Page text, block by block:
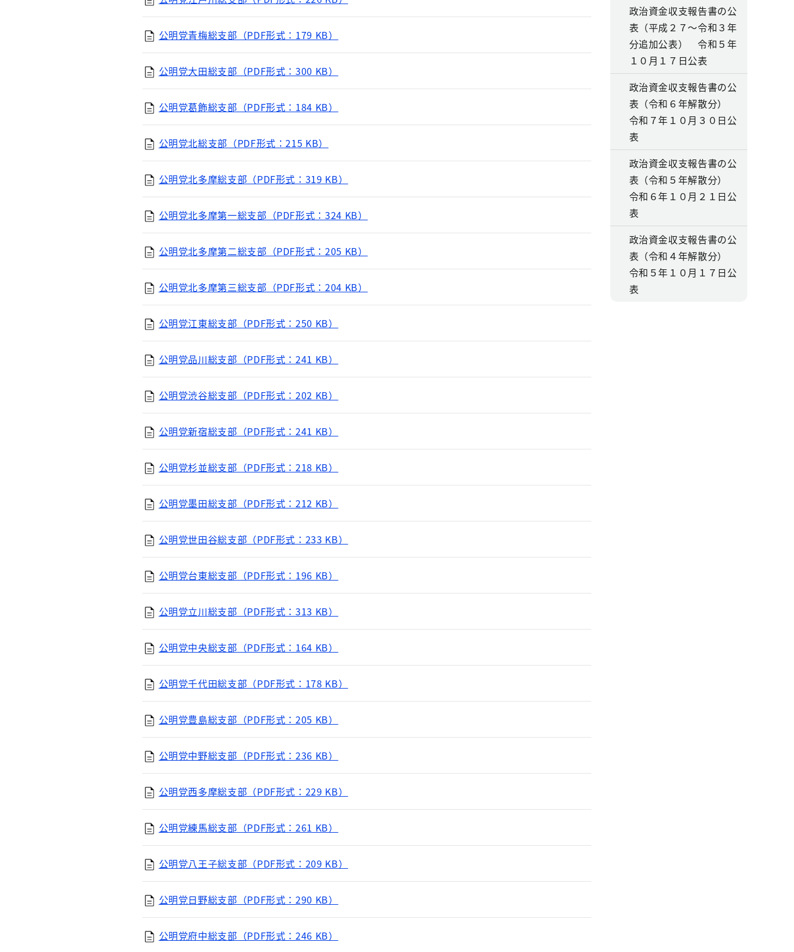
公明党青梅総支部（PDF形式：179 KB）
公明党大田総支部（PDF形式：300 KB）
公明党葛飾総支部（PDF形式：184 KB）
公明党北総支部（PDF形式：215 KB）
公明党北多摩総支部（PDF形式：319 KB）
公明党北多摩第一総支部（PDF形式：324 KB）
公明党北多摩第二総支部（PDF形式：205 KB）
公明党北多摩第三総支部（PDF形式：204 KB）
公明党江東総支部（PDF形式：250 KB）
公明党品川総支部（PDF形式：241 KB）
公明党渋谷総支部（PDF形式：202 KB）
公明党新宿総支部（PDF形式：241 KB）
公明党杉並総支部（PDF形式：218 KB）
公明党墨田総支部（PDF形式：212 KB）
公明党世田谷総支部（PDF形式：233 KB）
公明党台東総支部（PDF形式：196 KB）
公明党立川総支部（PDF形式：313 KB）
公明党中央総支部（PDF形式：164 KB）
公明党千代田総支部（PDF形式：178 KB）
公明党豊島総支部（PDF形式：205 KB）
公明党中野総支部（PDF形式：236 KB）
公明党西多摩総支部（PDF形式：229 KB）
公明党練馬総支部（PDF形式：261 KB）
公明党八王子総支部（PDF形式：209 KB）
公明党日野総支部（PDF形式：290 KB）
公明党府中総支部（PDF形式：246 KB）
政治資金収支報告書の公
表（平成２７～令和３年
分追加公表） 令和５年
１０月１７日公表
政治資金収支報告書の公
表（令和６年解散分）
令和７年１０月３０日公
表
政治資金収支報告書の公
表（令和５年解散分）
令和６年１０月２１日公
表
政治資金収支報告書の公
表（令和４年解散分）
令和５年１０月１７日公
表